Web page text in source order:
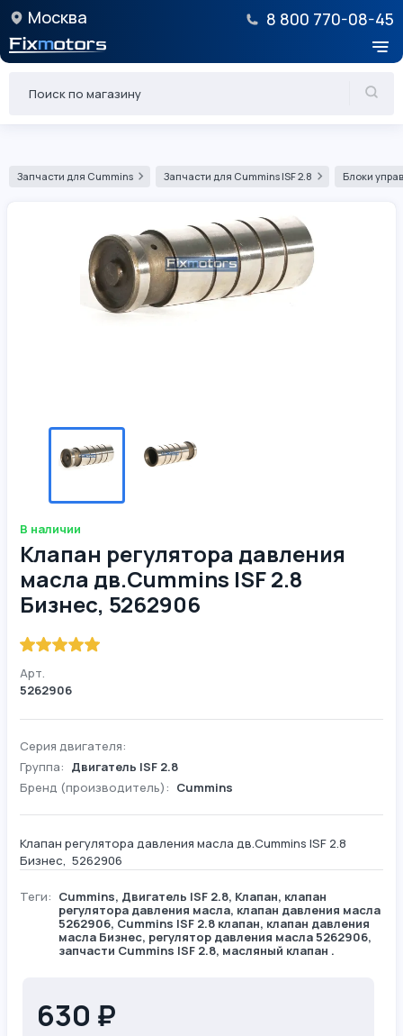
Москва 8 800 770-08-45
Запчасти для Cummins Запчасти для Cummins ISF 2.8 Блоки
В наличии
Клапан регулятора давления
масла дв.Cummins ISF 2.8
Бизнес, 5262906
Арт.
5262906
Серия двигателя:
Группа: Двигатель ISF 2.8
Бренд (производитель): Cummins
Клапан регулятора давления масла дв.Cummins ISF 2.8
Бизнес, 5262906
Теги: Cummins, Двигатель ISF 2.8, Клапан, клапан
регулятора давления масла, клапан давления масла
5262906, Cummins ISF 2.8 клапан, клапан давления
масла Бизнес, регулятор давления масла 5262906,
запчасти Cummins ISF 2.8, масляный клапан .
630 ₽